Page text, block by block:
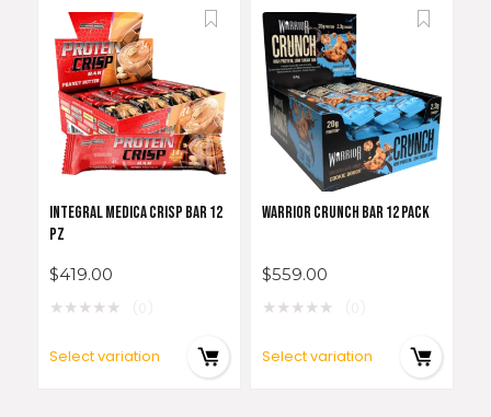
INTEGRAL MEDICA CRISP BAR 12
PZ
$419.00
★★★★★
Select variation
WARRIOR CRUNCH BAR 12 PACK
$559.00
★★★★★
Select variation